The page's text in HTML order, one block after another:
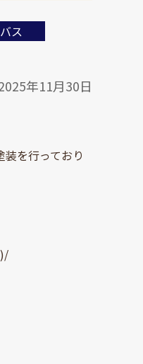
ス
年11月30日
を行っており